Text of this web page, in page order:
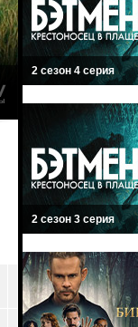
2 сезон 4 серия
2 сезон 3 серия